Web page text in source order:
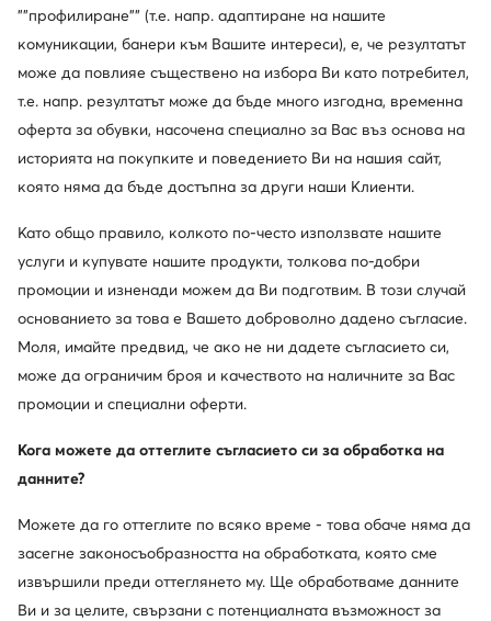
още 15% Код: SUMMER
New Balance
Промоция
New Balance
41,99
Редовна цена 59,99 €-30%
Най-ниска цена45,99 €-8%
""профилиране"" (т.е. напр. адаптиране на нашите
комуникации, банери към Вашите интереси), е, че резултатът
може да повлияе съществено на избора Ви като потребител,
т.е. напр. резултатът може да бъде много изгодна, временна
оферта за обувки, насочена специално за Вас въз основа на
историята на покупките и поведението Ви на нашия сайт,
която няма да бъде достъпна за други наши Клиенти.
Като общо правило, колкото по-често използвате нашите
услуги и купувате нашите продукти, толкова по-добри
промоции и изненади можем да Ви подготвим. В този случай
основанието за това е Вашето доброволно дадено съгласие.
Моля, имайте предвид, че ако не ни дадете съгласието си,
може да ограничим броя и качеството на наличните за Вас
промоции и специални оферти.
Кога можете да оттеглите съгласието си за обработка на
данните?
Можете да го оттеглите по всяко време - това обаче няма да
засегне законосъобразността на обработката, която сме
извършили преди оттеглянето му. Ще обработваме данните
Ви и за целите, свързани с потенциалната възможност за